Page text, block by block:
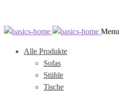
Zur
springen
Zum
springen
Menu
Alle Produkte
Sofas
Stühle
Tische